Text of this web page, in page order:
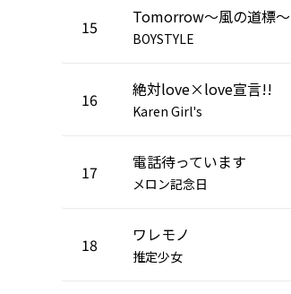
15 Tomorrow～風の道標～
BOYSTYLE
16 絶対love×love宣言!!
Karen Girl's
17 電話待っています
メロン記念日
18 ワレモノ
推定少女